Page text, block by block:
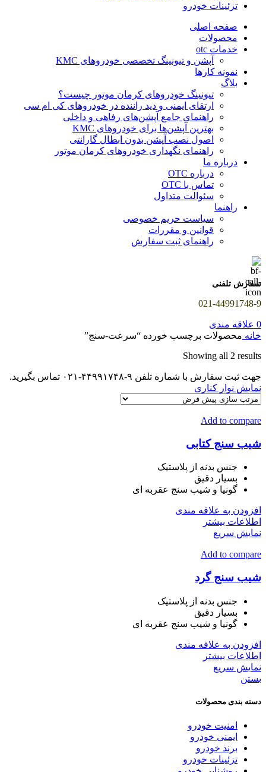
تزئینات خودرو
صفحه اصلی
محصولات
خدمات otc
آپشن و تیونینگ تخصصی خودروهای KMC
نمونه کارها
بلاگ
تیونینگ خودروهای کرمان موتور چیست؟
ارتقای ایمنی و دید راننده در خودروهای کی ام سی
راهنمای جامع آپشن‌های رفاهی و داخلی
بهترین آپشن‌ها برای خودروهای KMC
اصول نصب آپشن بدون ابطال گارانتی
راهنمای نگهداری خودروهای کرمان موتور
درباره ما
درباره OTC
تماس با OTC
سئوالت متداول
راهنما
سیاست حریم خصوصی
قوانین و مقررات
راهنمای ثبت سفارش
سفارش تلفنی
021-44991748-9
0 علاقه مندی
خانه محصولات برچسب خورده “سرعت-سنج”
Showing all 2 results
جهت ثبت سفارش با شماره تلفن ۹-۴۴۹۹۱۷۴۸-۰۲۱ تماس بگیرید.
نمایش نوار کناری
Add to compare
شیب سنج کتابی
جنس بدنه از پلاستیک
بسیار دقیق
گونیا و شیب سنج عقربه ای
افزودن به علاقه مندی
اطلاعات بیشتر
نمایش سریع
Add to compare
شیب سنج گرد
جنس بدنه از پلاستیک
بسیار دقیق
گونیا و شیب سنج عقربه ای
افزودن به علاقه مندی
اطلاعات بیشتر
نمایش سریع
بستن
دسته بندی محصولات
امنیت خودرو
ایمنی خودرو
برند خودرو
تزئینات خودرو